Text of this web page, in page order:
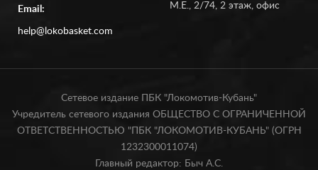
Email:
help@lokobasket.com
М.Е., 2/74, 2 этаж, офис
Сетевое издание ПБК "Локомотив-Кубань"
Учредитель сетевого издания ОБЩЕСТВО С ОГРАНИЧЕННОЙ
ОТВЕТСТВЕННОСТЬЮ "ПБК "ЛОКОМОТИВ-КУБАНЬ" (ОГРН
1232300011074)
Главный редактор: Быч А.С.